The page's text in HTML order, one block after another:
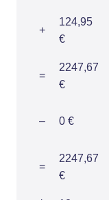
+
124,95
€
=
2247,67
€
– 0 €
=
2247,67
€